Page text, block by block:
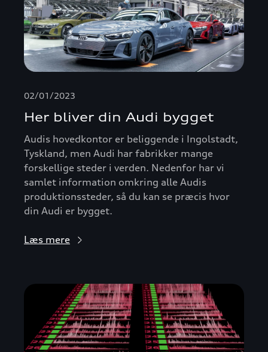
02/01/2023
Her bliver din Audi bygget
Audis hovedkontor er beliggende i Ingolstadt,
Tyskland, men Audi har fabrikker mange
forskellige steder i verden. Nedenfor har vi
samlet information omkring alle Audis
produktionssteder, så du kan se præcis hvor
din Audi er bygget.
Læs mere